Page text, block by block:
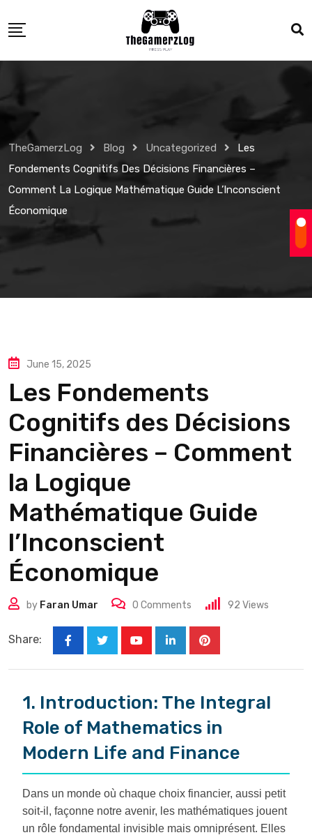
to
TheGamerzLog Blog Uncategorized
Les
Fondements Cognitifs Des Décisions Financières –
Comment La Logique Mathématique Guide L’Inconscient
Économique
June 15, 2025
Les Fondements
Cognitifs des Décisions
Financières – Comment
la Logique
Mathématique Guide
l’Inconscient
Économique
by Faran Umar 0 Comments 92 Views
Share:
LinkedInPinterest
1. Introduction: The Integral
Role of Mathematics in
Modern Life and Finance
Dans un monde où chaque choix financier, aussi petit
soit-il, façonne notre avenir, les mathématiques jouent
un rôle fondamental invisible mais omniprésent. Elles